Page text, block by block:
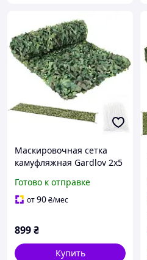
Маскировочная сетка
камуфляжная Gardlov 2x5
сетка для забора и
беседки + 100 стяжек,
Готово к отправке
от90₴/мес
899₴
Купить